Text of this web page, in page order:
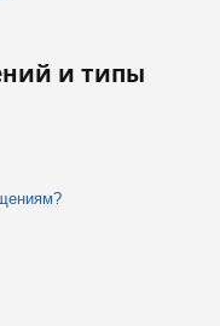
и типы